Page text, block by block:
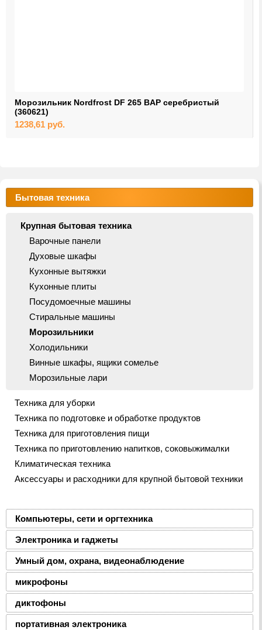
Морозильник Nordfrost DF 265 BAP серебристый
(360621)
1238,61 руб.
Бытовая техника
Крупная бытовая техника
Варочные панели
Духовые шкафы
Кухонные вытяжки
Кухонные плиты
Посудомоечные машины
Стиральные машины
Морозильники
Холодильники
Винные шкафы, ящики сомелье
Морозильные лари
Техника для уборки
Техника по подготовке и обработке продуктов
Техника для приготовления пищи
Техника по приготовлению напитков, соковыжималки
Климатическая техника
Аксессуары и расходники для крупной бытовой техники
Компьютеры, сети и оргтехника
Электроника и гаджеты
Умный дом, охрана, видеонаблюдение
микрофоны
диктофоны
портативная электроника